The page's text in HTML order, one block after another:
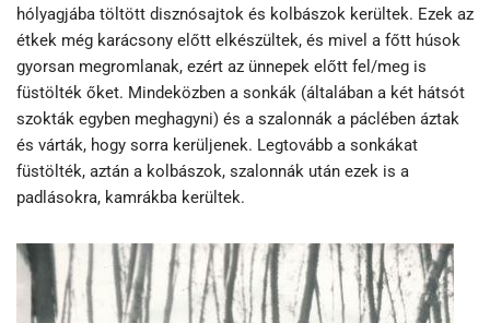
hólyagjába töltött disznósajtok és kolbászok kerültek. Ezek az
étkek még karácsony előtt elkészültek, és mivel a főtt húsok
gyorsan megromlanak, ezért az ünnepek előtt fel/meg is
füstölték őket. Mindeközben a sonkák (általában a két hátsót
szokták egyben meghagyni) és a szalonnák a páclében áztak
és várták, hogy sorra kerüljenek. Legtovább a sonkákat
füstölték, aztán a kolbászok, szalonnák után ezek is a
padlásokra, kamrákba kerültek.